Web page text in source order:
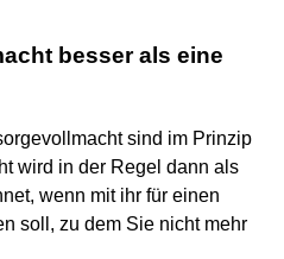
besser als eine
sind im Prinzip
wird in der Regel dann als
wenn mit ihr für einen
soll, zu dem Sie nicht mehr